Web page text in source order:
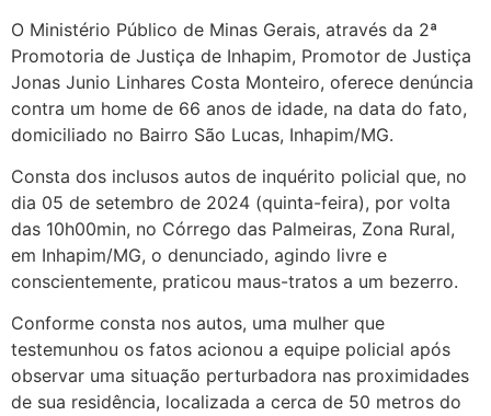
O Ministério Público de Minas Gerais, através da 2ª
Promotoria de Justiça de Inhapim, Promotor de Justiça
Jonas Junio Linhares Costa Monteiro, oferece denúncia
contra um home de 66 anos de idade, na data do fato,
domiciliado no Bairro São Lucas, Inhapim/MG.
Consta dos inclusos autos de inquérito policial que, no
dia 05 de setembro de 2024 (quinta-feira), por volta
das 10h00min, no Córrego das Palmeiras, Zona Rural,
em Inhapim/MG, o denunciado, agindo livre e
conscientemente, praticou maus-tratos a um bezerro.
Conforme consta nos autos, uma mulher que
testemunhou os fatos acionou a equipe policial após
observar uma situação perturbadora nas proximidades
de sua residência, localizada a cerca de 50 metros do